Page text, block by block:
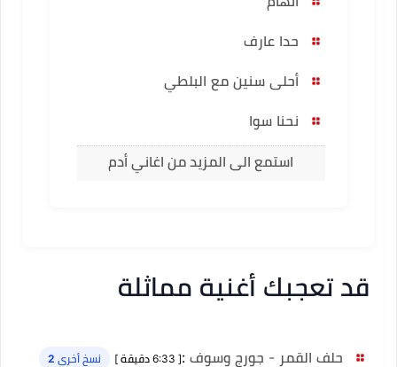
حدا عارف
أحلى سنين مع البلطي
نحنا سوا
استمع الى المزيد من اغاني أدم
قد تعجبك أغنية مماثلة
حلف القمر - جورج وسوف :[ 6:33 دقيقة ] نسخ أخرى 2